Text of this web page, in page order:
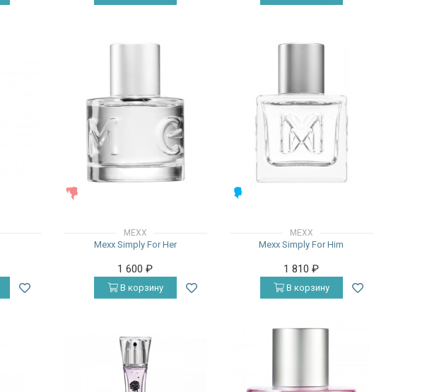
MEXX
Mexx Simply For Her
1 600₽
В корзину
MEXX
Mexx Simply For Him
1 810₽
В корзину